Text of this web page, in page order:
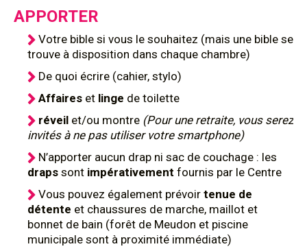
APPORTER
Votre bible si vous le souhaitez (mais une bible se
trouve à disposition dans chaque chambre)
De quoi écrire (cahier, stylo)
Affaires et linge de toilette
réveil et/ou montre (Pour une retraite, vous serez
invités à ne pas utiliser votre smartphone)
N’apporter aucun drap ni sac de couchage : les
draps sont impérativement fournis par le Centre
Vous pouvez également prévoir tenue de
détente et chaussures de marche, maillot et
bonnet de bain (forêt de Meudon et piscine
municipale sont à proximité immédiate)